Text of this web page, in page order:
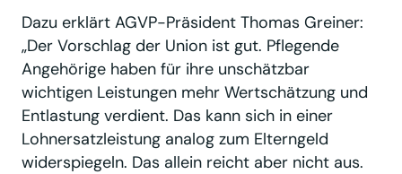
Dazu erklärt AGVP-Präsident Thomas Greiner:
„Der Vorschlag der Union ist gut. Pflegende
Angehörige haben für ihre unschätzbar
wichtigen Leistungen mehr Wertschätzung und
Entlastung verdient. Das kann sich in einer
Lohnersatzleistung analog zum Elterngeld
widerspiegeln. Das allein reicht aber nicht aus.